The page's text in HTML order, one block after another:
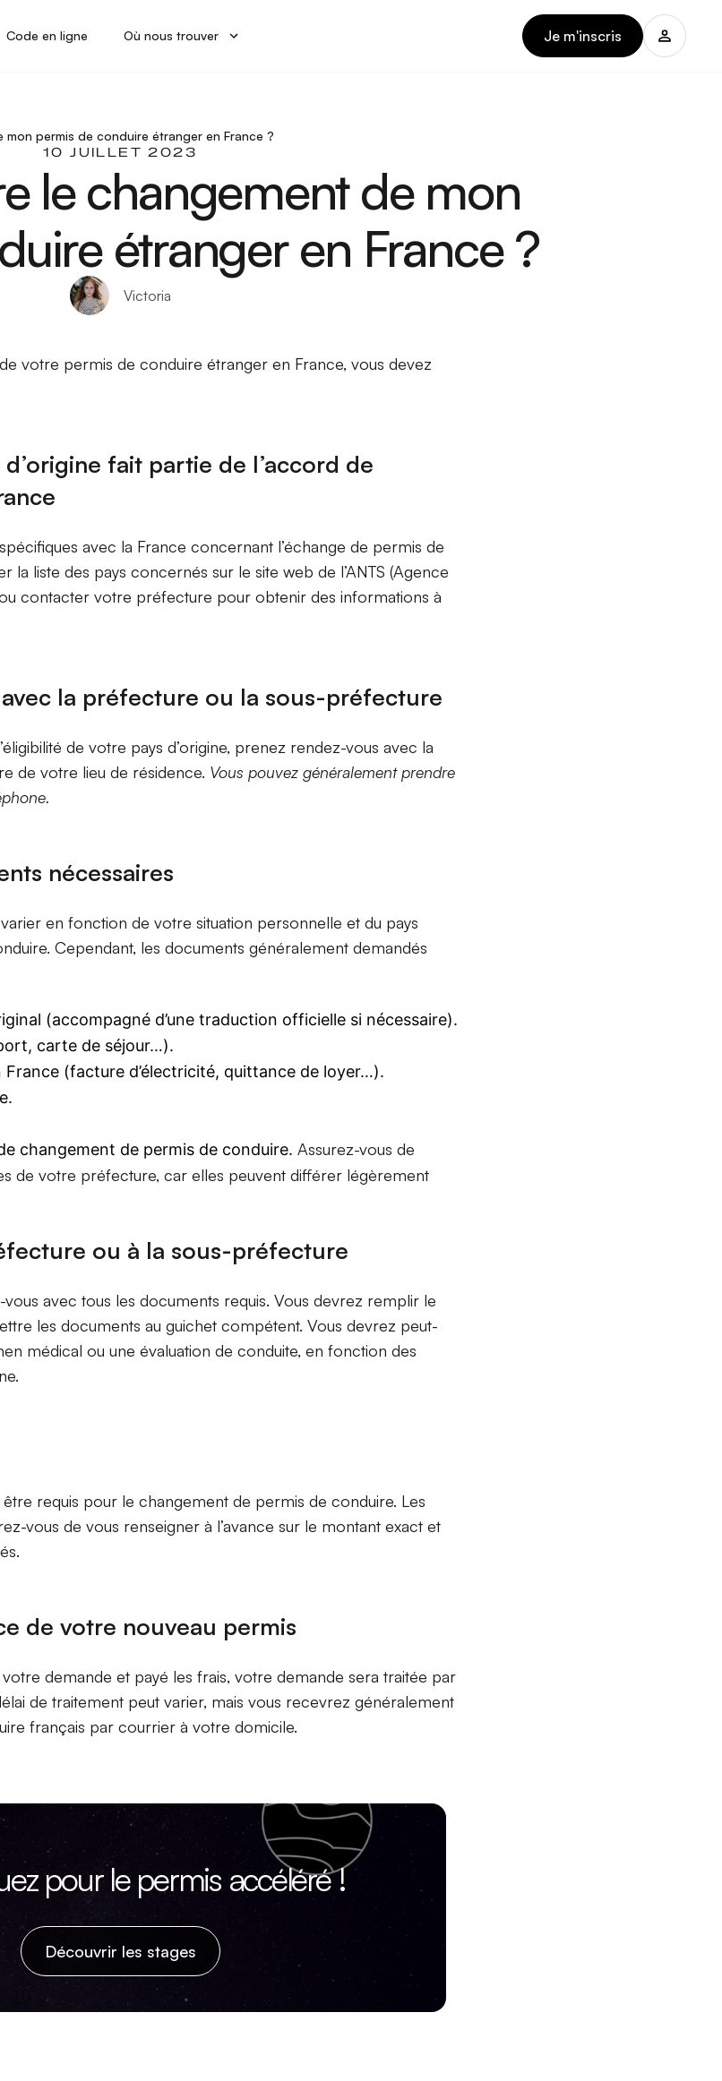
Code en ligne Où nous trouver Je m'inscris
mon permis de conduire étranger en France ?
10 JUILLET 2023
le changement de mon
étranger en France ?
Victoria
votre permis de conduire étranger en France, vous devez
fait partie de l’accord de
avec la France concernant l’échange de permis de
la liste des pays concernés sur le site web de l’ANTS (Agence
contacter votre préfecture pour obtenir des informations à
la préfecture ou la sous-préfecture
de votre pays d’origine, prenez rendez-vous avec la
de votre lieu de résidence. Vous pouvez généralement prendre
nécessaires
en fonction de votre situation personnelle et du pays
Cependant, les documents généralement demandés
(accompagné d’une traduction officielle si nécessaire).
carte de séjour…).
France (facture d’électricité, quittance de loyer…).
changement de permis de conduire. Assurez-vous de
de votre préfecture, car elles peuvent différer légèrement
ou à la sous-préfecture
avec tous les documents requis. Vous devrez remplir le
les documents au guichet compétent. Vous devrez peut-
médical ou une évaluation de conduite, en fonction des
requis pour le changement de permis de conduire. Les
vous de vous renseigner à l’avance sur le montant exact et
de votre nouveau permis
demande et payé les frais, votre demande sera traitée par
de traitement peut varier, mais vous recevrez généralement
français par courrier à votre domicile.
pour le permis accéléré !
Découvrir les stages